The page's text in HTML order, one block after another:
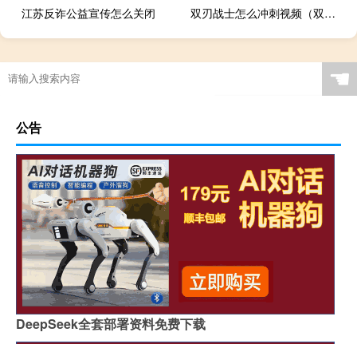
江苏反诈公益宣传怎么关闭 双刃战士怎么冲刺视频（双刃战士怎么冲刺）
☚
公告
DeepSeek全套部署资料免费下载